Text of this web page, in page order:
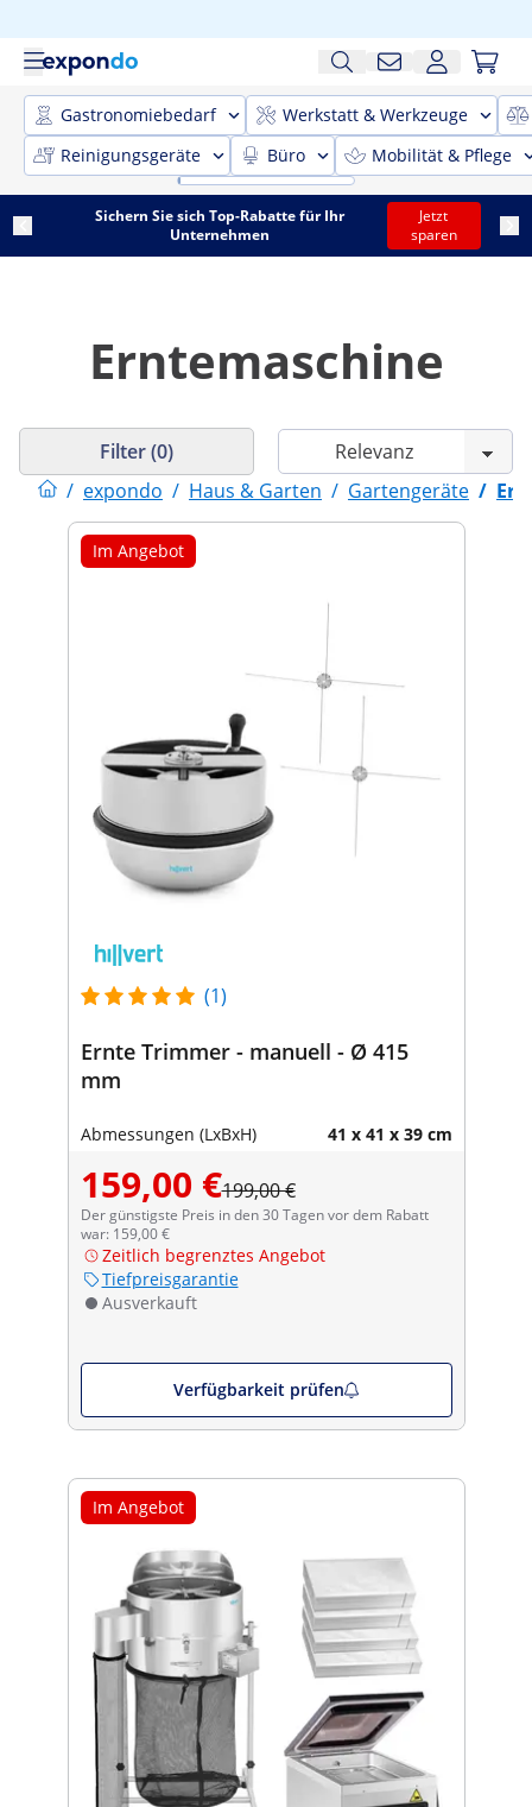
Gastronomiebedarf
Werkstatt & Werkzeuge
Reinigungsgeräte
Büro Mobilität & Pflege
Sichern Sie sich Top-Rabatte für Ihr
Unternehmen
Jetzt
sparen
Erntemaschine
/ expondo / Haus & Garten / Gartengeräte /
Filter (0)
Im Angebot
(1)
Ernte Trimmer - manuell - Ø 415
mm
Abmessungen (LxBxH) 41 x 41 x 39 cm
159,00 €199,00 €
Der günstigste Preis in den 30 Tagen vor dem Rabatt
war: 159,00 €
Zeitlich begrenztes Angebot
Tiefpreisgarantie
Ausverkauft
Verfügbarkeit prüfen
Im Angebot